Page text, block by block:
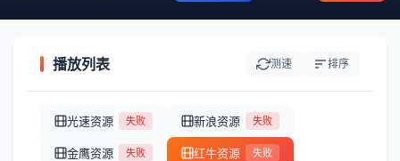
播放列表 测速 排序
光速资源 失败 新浪资源 失败
金鹰资源 失败 红牛资源 失败